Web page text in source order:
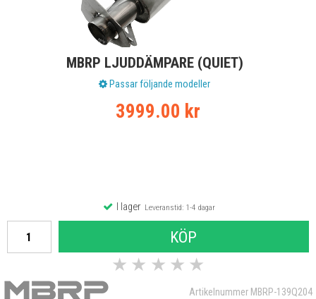
MBRP LJUDDÄMPARE (QUIET)
Passar följande modeller
3999.00 kr
I lagerLeveranstid: 1-4 dagar
KÖP
★ ★ ★ ★ ★
Artikelnummer MBRP-139Q204